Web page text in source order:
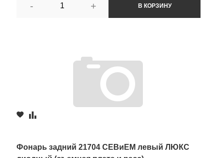
- + В КОРЗИНУ
Фонарь задний 21704 СЕВиЕМ левый ЛЮКС